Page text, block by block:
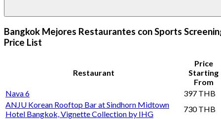
Bangkok Mejores Restaurantes con Sports
Price List
Restaurant
Price
Starting
From
Nava 6
397 THB
ANJU Korean Rooftop Bar at Sindhorn Midtown
Hotel Bangkok, Vignette Collection by IHG
730 THB